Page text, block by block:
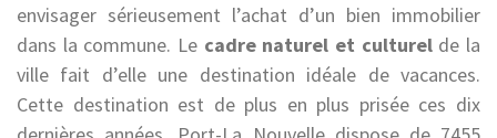
envisager sérieusement l’achat d’un bien immobilier
dans la commune. Le cadre naturel et culturelde la
ville fait d’elle une destination idéale de vacances.
Cette destination est de plus en plus prisée ces dix